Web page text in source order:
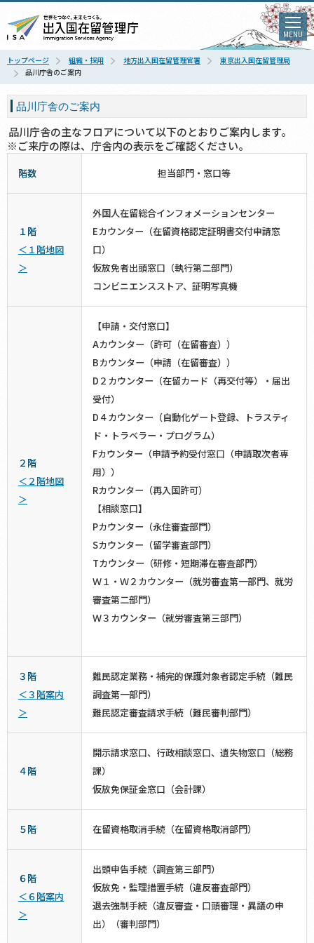
MENU
トップページ 組織・採用 地方出入国在留管理官署
東京出入国在留管理局
品川庁舎のご案内
品川庁舎のご案内
品川庁舎の主なフロアについて以下のとおりご案内します。
※ご来庁の際は、庁舎内の表示をご確認ください。
階数 担当部門・窓口等
１階
＜１階地図
＞
外国人在留総合インフォメーションセンター
Eカウンター（在留資格認定証明書交付申請窓
口）
仮放免者出頭窓口（執行第二部門）
コンビニエンスストア、証明写真機
２階
＜２階地図
＞
【申請・交付窓口】
Aカウンター（許可（在留審査））
Bカウンター（申請（在留審査））
D２カウンター（在留カード（再交付等）・届出
受付）
D４カウンター（自動化ゲート登録、トラスティ
ド・トラベラー・プログラム）
Fカウンター（申請予約受付窓口（申請取次者専
用））
Rカウンター（再入国許可）
【相談窓口】
Pカウンター（永住審査部門）
Sカウンター（留学審査部門）
Tカウンター（研修・短期滞在審査部門）
Ｗ１・Ｗ２カウンター（就労審査第一部門、就労
審査第二部門）
Ｗ３カウンター（就労審査第三部門）
３階
＜３階案内
＞
難民認定業務・補完的保護対象者認定手続（難民
調査第一部門）
難民認定審査請求手続（難民審判部門）
４階
開示請求窓口、行政相談窓口、遺失物窓口（総務
課）
仮放免保証金窓口（会計課）
５階 在留資格取消手続（在留資格取消部門）
６階
＜６階案内
＞
出頭申告手続（調査第三部門）
仮放免・監理措置手続（違反審査部門）
退去強制手続（違反審査・口頭審理・異議の申
出）（審判部門）